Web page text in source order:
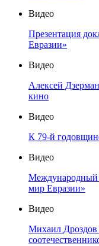
Видео
Презентация
Евразии»
Видео
Алексей
кино
Видео
К 79-й
Видео
Международный
мир Евразии»
Видео
Михаил